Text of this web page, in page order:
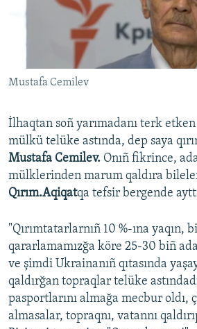
Українською
QOŞULIÑIZ!
RFE/RS bütün saytları
Mustafa Cemilev
İlhaqtan soñ yarımadanı terk
mülkü telüke astında, dep saya
Mustafa Cemilev. Onıñ fikrince,
mülklerinden marum qaldıra
Qırım.Aqiqatqa tefsir bergende
"Qırımtatarlarnıñ 10 %-ına yaqın,
qararlamamızğa köre 25-30 biñ
ve şimdi Ukrainanıñ qıtasında
qaldırğan topraqlar telüke
pasportlarını almağa mecbur oldı,
almasalar, topraqnı, vatannı